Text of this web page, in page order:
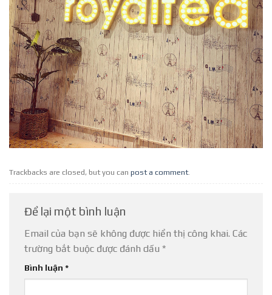
Trackbacks are closed, but you can post a comment.
Để lại một bình luận
Email của bạn sẽ không được hiển thị công khai. Các
trường bắt buộc được đánh dấu *
Bình luận *